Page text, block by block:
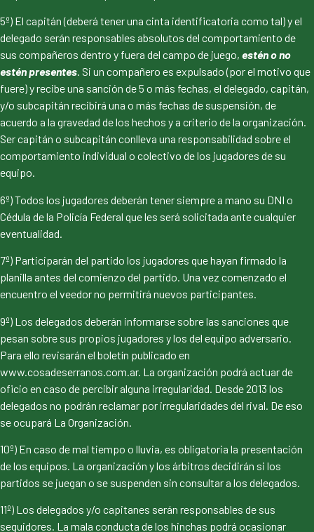
5º) El capitán (deberá tener una cinta identificatoria como tal) y el
delegado serán responsables absolutos del comportamiento de
sus compañeros dentro y fuera del campo de juego, estén o no
estén presentes. Si un compañero es expulsado (por el motivo que
fuere) y recibe una sanción de 5 o más fechas, el delegado, capitán,
y/o subcapitán recibirá una o más fechas de suspensión, de
acuerdo a la gravedad de los hechos y a criterio de la organización.
Ser capitán o subcapitán conlleva una responsabilidad sobre el
comportamiento individual o colectivo de los jugadores de su
equipo.
6º) Todos los jugadores deberán tener siempre a mano su DNI o
Cédula de la Policía Federal que les será solicitada ante cualquier
eventualidad.
7º) Participarán del partido los jugadores que hayan firmado la
planilla antes del comienzo del partido. Una vez comenzado el
encuentro el veedor no permitirá nuevos participantes.
9º) Los delegados deberán informarse sobre las sanciones que
pesan sobre sus propios jugadores y los del equipo adversario.
Para ello revisarán el boletín publicado en
www.cosadeserranos.com.ar. La organización podrá actuar de
oficio en caso de percibir alguna irregularidad. Desde 2013 los
delegados no podrán reclamar por irregularidades del rival. De eso
se ocupará La Organización.
10º) En caso de mal tiempo o lluvia, es obligatoria la presentación
de los equipos. La organización y los árbitros decidirán si los
partidos se juegan o se suspenden sin consultar a los delegados.
11º) Los delegados y/o capitanes serán responsables de sus
seguidores. La mala conducta de los hinchas podrá ocasionar